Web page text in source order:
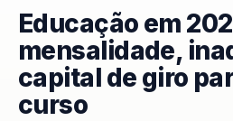
Educação em
mensalidade,
capital de giro
curso